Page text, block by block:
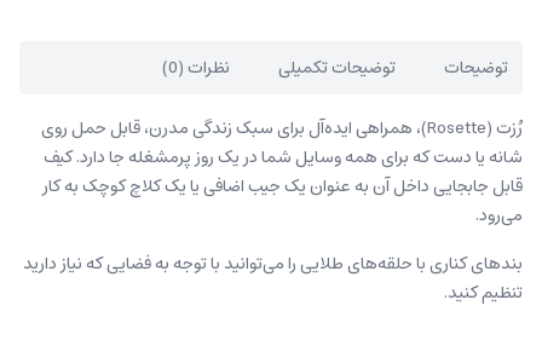
توضیحات توضیحات تکمیلی نظرات (0)
رُزت (Rosette)، همراهی ایده‌آل برای سبک زندگی مدرن، قابل حمل روی
شانه یا دست که برای همه وسایل شما در یک روز پرمشغله جا دارد. کیف
قابل جابجایی داخل آن به عنوان یک جیب اضافی یا یک کلاچ کوچک به کار
می‌رود.
بندهای کناری با حلقه‌های طلایی را می‌توانید با توجه به فضایی که نیاز دارید
تنظیم کنید.